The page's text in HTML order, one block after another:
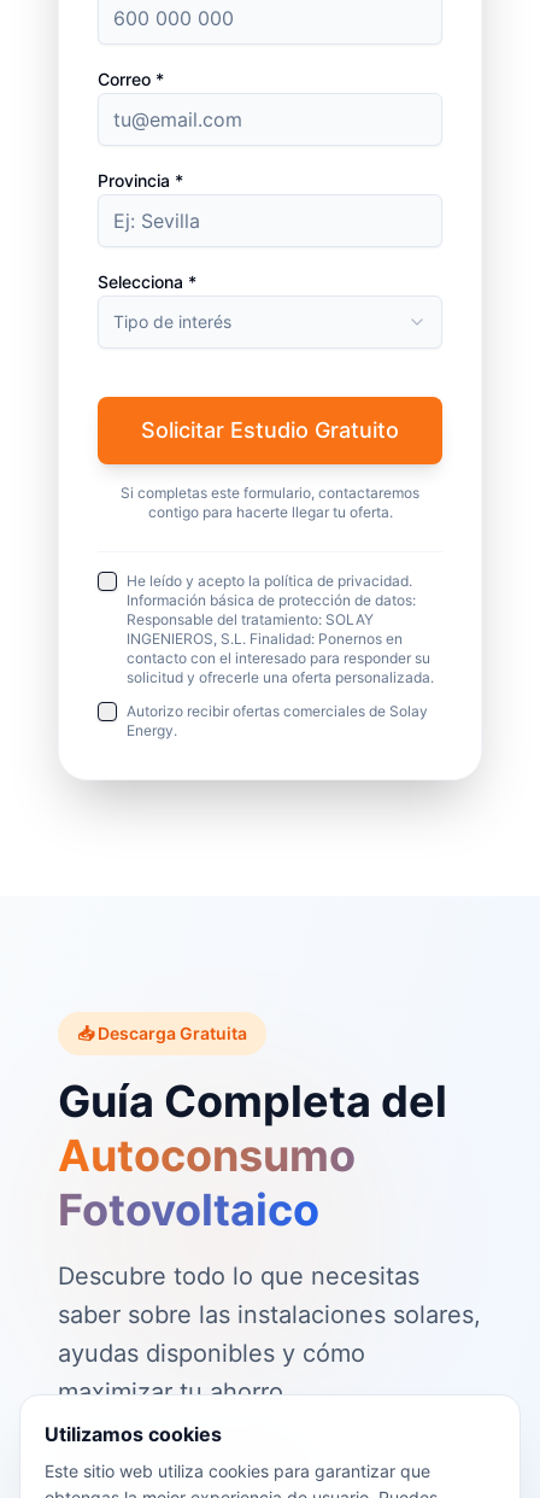
Correo *
Provincia *
Selecciona *
Tipo de interés
Solicitar Estudio Gratuito
Si completas este formulario, contactaremos
contigo para hacerte llegar tu oferta.
He leído y acepto la política de privacidad.
Información básica de protección de datos:
Responsable del tratamiento: SOLAY
INGENIEROS, S.L. Finalidad: Ponernos en
contacto con el interesado para responder su
solicitud y ofrecerle una oferta personalizada.
Autorizo recibir ofertas comerciales de Solay
Energy.
📥 Descarga Gratuita
Guía Completa del
Autoconsumo
Fotovoltaico
Descubre todo lo que necesitas
saber sobre las instalaciones solares,
ayudas disponibles y cómo
maximizar tu ahorro.
📖 Contenido de la guía:
Utilizamos cookies
Este sitio web utiliza cookies para garantizar que